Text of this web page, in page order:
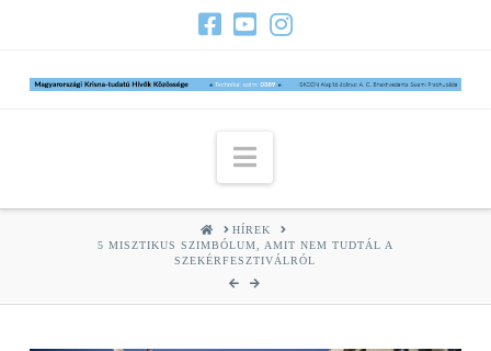
Navigation
HOMEHÍREK
5 MISZTIKUS SZIMBÓLUM, AMIT NEM TUDTÁL A
SZEKÉRFESZTIVÁLRÓL